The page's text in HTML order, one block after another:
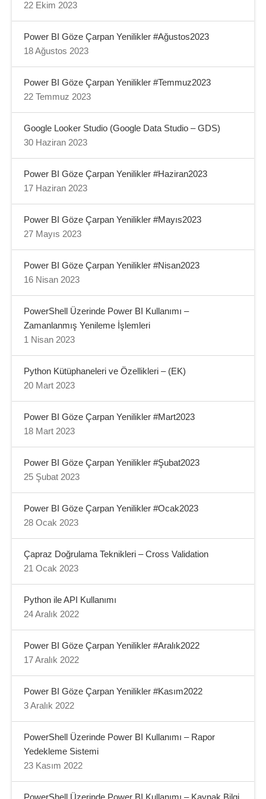
22 Ekim 2023
Power BI Göze Çarpan Yenilikler #Ağustos2023
18 Ağustos 2023
Power BI Göze Çarpan Yenilikler #Temmuz2023
22 Temmuz 2023
Google Looker Studio (Google Data Studio – GDS)
30 Haziran 2023
Power BI Göze Çarpan Yenilikler #Haziran2023
17 Haziran 2023
Power BI Göze Çarpan Yenilikler #Mayıs2023
27 Mayıs 2023
Power BI Göze Çarpan Yenilikler #Nisan2023
16 Nisan 2023
PowerShell Üzerinde Power BI Kullanımı –
Zamanlanmış Yenileme İşlemleri
1 Nisan 2023
Python Kütüphaneleri ve Özellikleri – (EK)
20 Mart 2023
Power BI Göze Çarpan Yenilikler #Mart2023
18 Mart 2023
Power BI Göze Çarpan Yenilikler #Şubat2023
25 Şubat 2023
Power BI Göze Çarpan Yenilikler #Ocak2023
28 Ocak 2023
Çapraz Doğrulama Teknikleri – Cross Validation
21 Ocak 2023
Python ile API Kullanımı
24 Aralık 2022
Power BI Göze Çarpan Yenilikler #Aralık2022
17 Aralık 2022
Power BI Göze Çarpan Yenilikler #Kasım2022
3 Aralık 2022
PowerShell Üzerinde Power BI Kullanımı – Rapor
Yedekleme Sistemi
23 Kasım 2022